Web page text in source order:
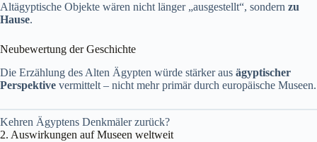
Altägyptische Objekte wären nicht länger „ausgestellt“, sondern zu
Hause.
Neubewertung der Geschichte
Die Erzählung des Alten Ägypten würde stärker aus ägyptischer
Perspektive vermittelt – nicht mehr primär durch europäische Museen.
Kehren Ägyptens Denkmäler zurück?
2. Auswirkungen auf Museen weltweit